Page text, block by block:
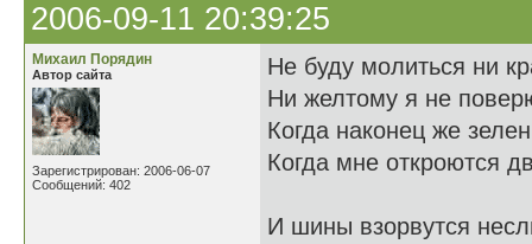
2006-09-11 20:39:25
Михаил Порядин
Автор сайта
Зарегистрирован: 2006-06-07
Сообщений: 402
Не буду молиться ни
Ни желтому я не
Когда наконец же
Когда мне откроются
И шины взорвутся